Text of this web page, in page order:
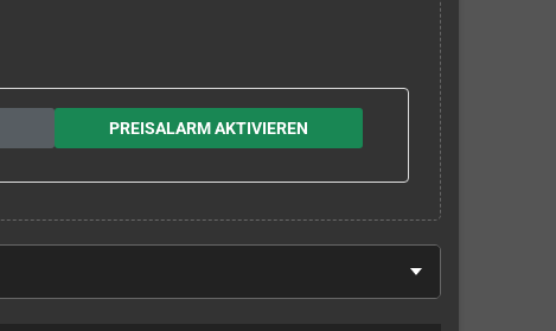
PREISALARM AKTIVIEREN